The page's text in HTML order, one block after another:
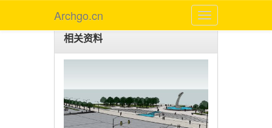
Archgo.cn
相关资料